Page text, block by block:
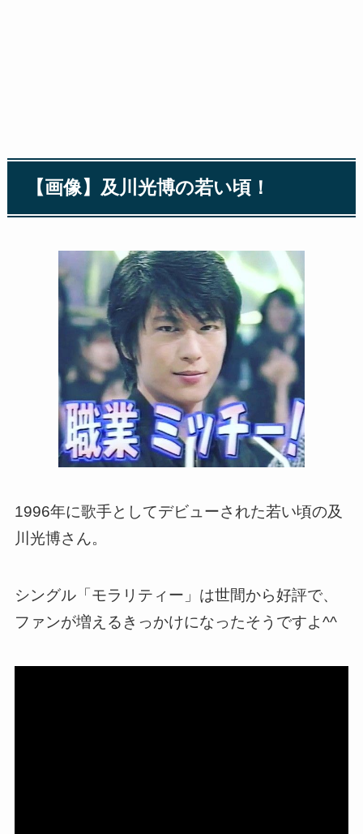
【画像】及川光博の若い頃！
1996年に歌手としてデビューされた若い頃の及
川光博さん。
シングル「モラリティー」は世間から好評で、
ファンが増えるきっかけになったそうですよ^^